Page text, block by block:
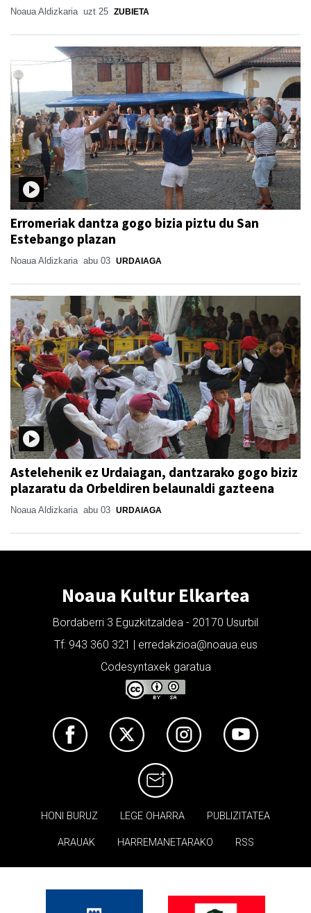
Noaua Aldizkaria uzt 25 ZUBIETA
Erromeriak dantza gogo bizia piztu du San
Estebango plazan
Noaua Aldizkaria abu 03 URDAIAGA
Astelehenik ez Urdaiagan, dantzarako gogo biziz
plazaratu da Orbeldiren belaunaldi gazteena
Noaua Aldizkaria abu 03 URDAIAGA
Noaua Kultur Elkartea
Bordaberri 3 Eguzkitzaldea - 20170 Usurbil
Tf: 943 360 321 | erredakzioa@noaua.eus
Codesyntaxek garatua
HONI BURUZ LEGE OHARRA PUBLIZITATEA
ARAUAK HARREMANETARAKO RSS